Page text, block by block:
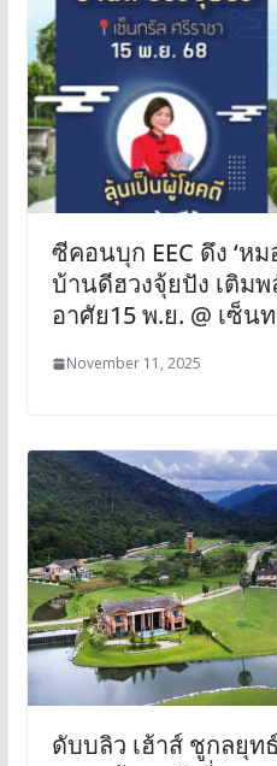
ซีคอนบุก EEC ดึง ‘ห
บ้านดีฮวงจุ้ยปัง เติม
อาศัย15 พ.ย. @ เซ็น
November 11, 2025
ดับบลิว เฮ้าส์ ชูกลยุท